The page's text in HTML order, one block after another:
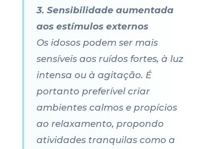
3. Sensibilidade aumentada
aos estímulos externos
Os idosos podem ser mais
sensíveis aos ruídos fortes, à luz
intensa ou à agitação. É
portanto preferível criar
ambientes calmos e propícios
ao relaxamento, propondo
atividades tranquilas como a